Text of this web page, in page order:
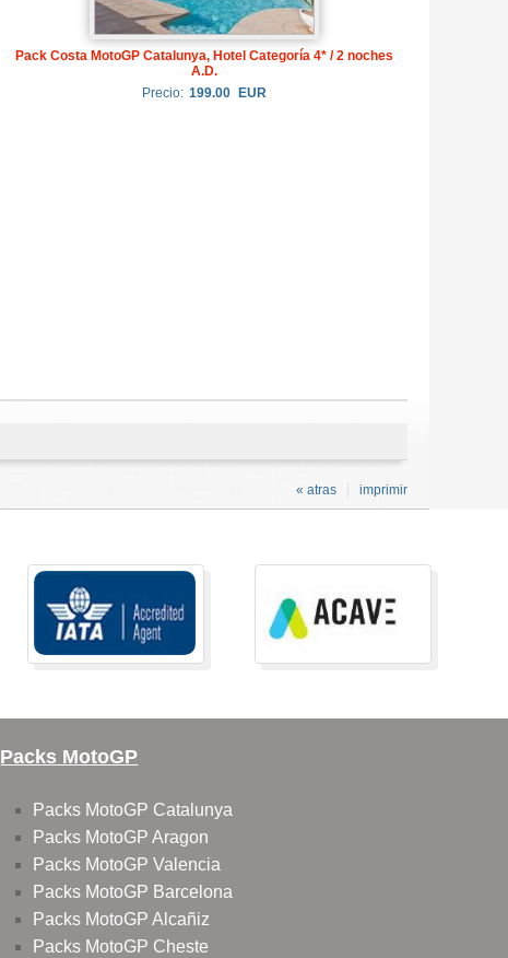
Pack Costa MotoGP Catalunya, Hotel Categoría 4* / 2 noches
A.D.
Precio: 199.00 EUR
imprimir
« atras
Packs MotoGP
Packs MotoGP Catalunya
Packs MotoGP Aragon
Packs MotoGP Valencia
Packs MotoGP Barcelona
Packs MotoGP Alcañiz
Packs MotoGP Cheste